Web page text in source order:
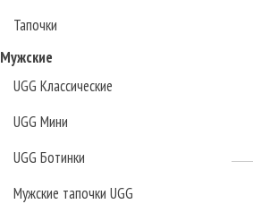
Тапочки
Мужские
UGG Классические
UGG Мини
UGG Ботинки
Мужские тапочки UGG